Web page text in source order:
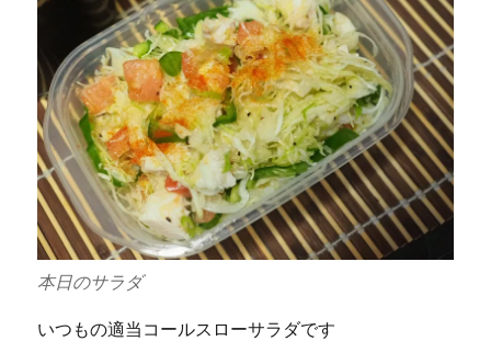
本日のサラダ
いつもの適当コールスローサラダです